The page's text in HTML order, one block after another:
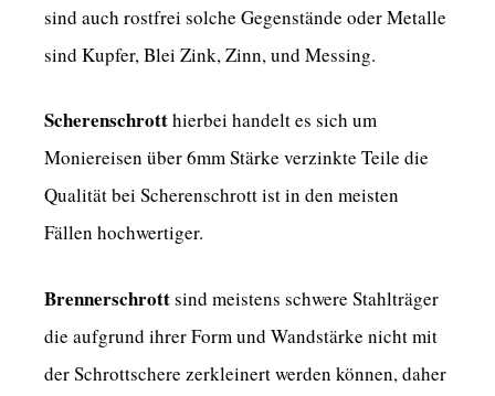
sind auch rostfrei solche Gegenstände oder Metalle
sind Kupfer, Blei Zink, Zinn, und Messing.
Scherenschrotthierbei handelt es sich um
Moniereisen über 6mm Stärke verzinkte Teile die
Qualität bei Scherenschrott ist in den meisten
Fällen hochwertiger.
Brennerschrottsind meistens schwere Stahlträger
die aufgrund ihrer Form und Wandstärke nicht mit
der Schrottschere zerkleinert werden können, daher